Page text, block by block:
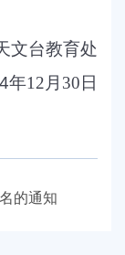
文台教育处
年12月30日
的通知